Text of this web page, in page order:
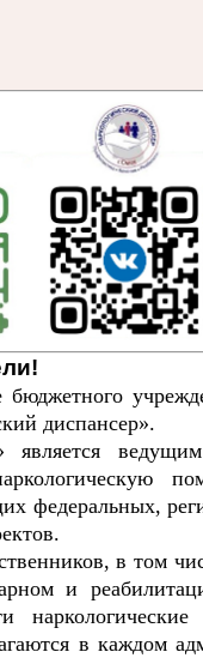
диспансер».
является
федеральных,
в том
и
в каждом